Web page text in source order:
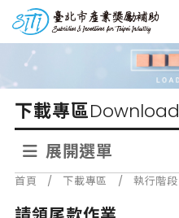
到
內
台北市產業獎勵補助
下載專區Download
展開選單
首頁 / 下載專區 / 執行階段